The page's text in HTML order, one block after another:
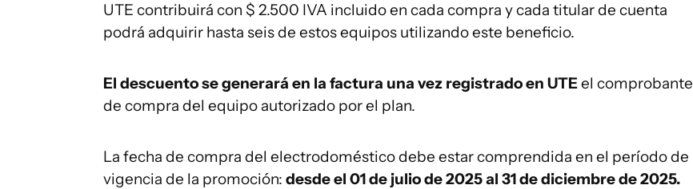
UTE contribuirá con $ 2.500 IVA incluido en cada compra y cada titular de cuenta
podrá adquirir hasta seis de estos equipos utilizando este beneficio.
El descuento se generará en la factura una vez registrado en UTEel comprobante
de compra del equipo autorizado por el plan.
La fecha de compra del electrodoméstico debe estar comprendida en el período de
vigencia de la promoción: desde el 01 de julio de 2025 al 31 de diciembre de 2025.